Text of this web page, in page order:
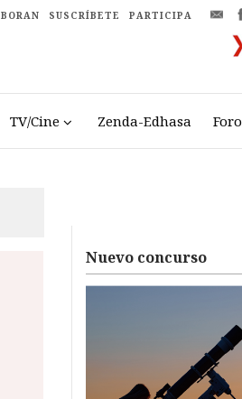
SUSCRÍBETE PARTICIPA
TV/Cine Zenda-Edhasa Foro
Nuevo concurso